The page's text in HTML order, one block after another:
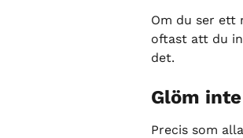
Om du ser ett
oftast att du
det.
Glöm
Precis som